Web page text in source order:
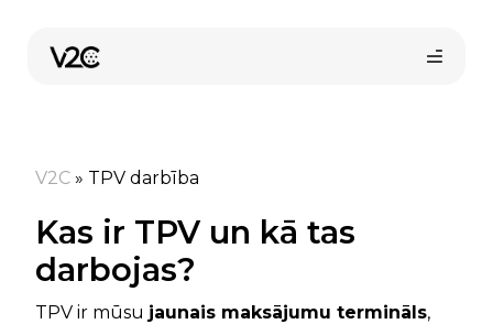
content
Pirkt tiešsaistē
V2C » TPV darbība
Kas ir TPV un kā tas
darbojas?
TPV ir mūsu jaunais maksājumu termināls,